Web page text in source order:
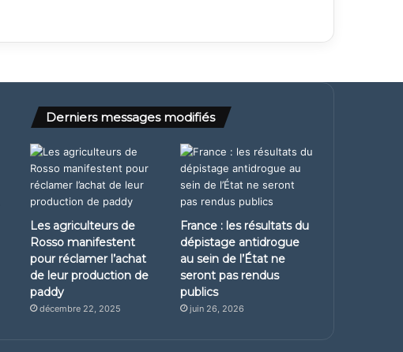
Derniers messages modifiés
Les agriculteurs de
Rosso manifestent
pour réclamer l’achat
de leur production de
paddy
décembre 22, 2025
France : les résultats du
dépistage antidrogue
au sein de l’État ne
seront pas rendus
publics
juin 26, 2026